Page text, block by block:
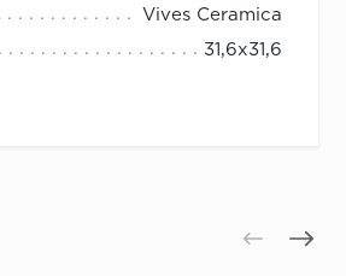
Vives Ceramica
31,6x31,6